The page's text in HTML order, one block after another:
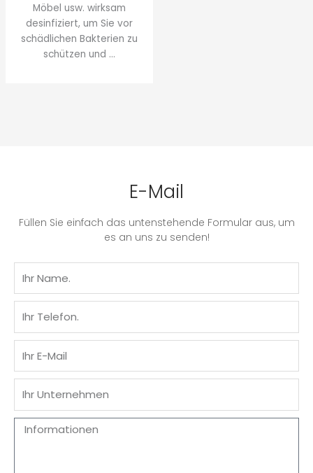
Möbel usw. wirksam
desinfiziert, um Sie vor
schädlichen Bakterien zu
schützen und ...
E-Mail
Füllen Sie einfach das untenstehende Formular aus, um
es an uns zu senden!
Mail
Nachricht